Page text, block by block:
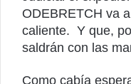
ODEBRETCH va
caliente. Y que,
saldrán con las
Como cabía